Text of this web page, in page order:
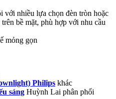
với nhiều lựa chọn đèn tròn hoặc
bề mặt, phù hợp với nhu cầu
mỏng gọn
Philips khác
sáng Huỳnh Lai phân phối